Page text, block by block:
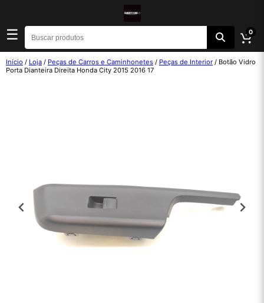
☰ 0
Início / Loja / Peças de Carros e Caminhonetes / Peças de Interior / Botão Vidro
Porta Dianteira Direita Honda City 2015 2016 17